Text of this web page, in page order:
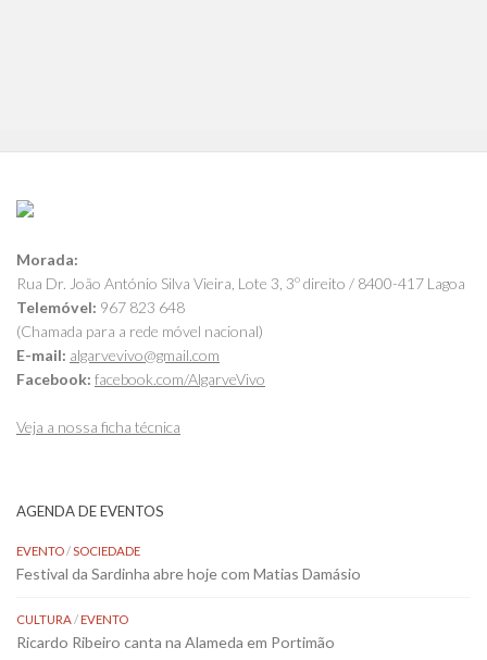
Morada:
Rua Dr. João António Silva Vieira, Lote 3, 3º direito / 8400-417 Lagoa
Telemóvel: 967 823 648
(Chamada para a rede móvel nacional)
E-mail: algarvevivo@gmail.com
Facebook: facebook.com/AlgarveVivo
Veja a nossa ficha técnica
AGENDA DE EVENTOS
EVENTO / SOCIEDADE
Festival da Sardinha abre hoje com Matias Damásio
CULTURA /EVENTO
Ricardo Ribeiro canta na Alameda em Portimão